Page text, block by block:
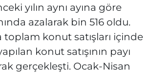
yılın aynı ayına göre
azalarak bin 516 oldu.
toplam konut satışları içinde
konut satışının payı
gerçekleşti. Ocak-Nisan